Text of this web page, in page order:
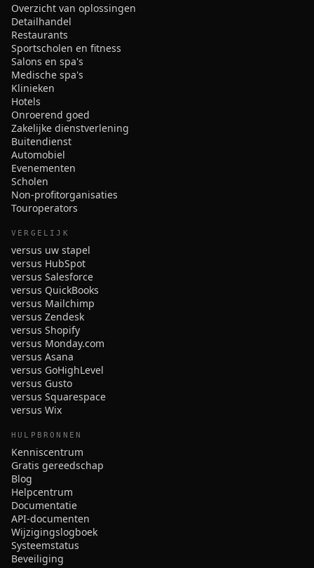
Overzicht van oplossingen
Detailhandel
Restaurants
Sportscholen en fitness
Salons en spa's
Medische spa's
Klinieken
Hotels
Onroerend goed
Zakelijke dienstverlening
Buitendienst
Automobiel
Evenementen
Scholen
Non-profitorganisaties
Touroperators
VERGELIJK
versus uw stapel
versus HubSpot
versus Salesforce
versus QuickBooks
versus Mailchimp
versus Zendesk
versus Shopify
versus Monday.com
versus Asana
versus GoHighLevel
versus Gusto
versus Squarespace
versus Wix
HULPBRONNEN
Kenniscentrum
Gratis gereedschap
Blog
Helpcentrum
Documentatie
API-documenten
Wijzigingslogboek
Systeemstatus
Beveiliging